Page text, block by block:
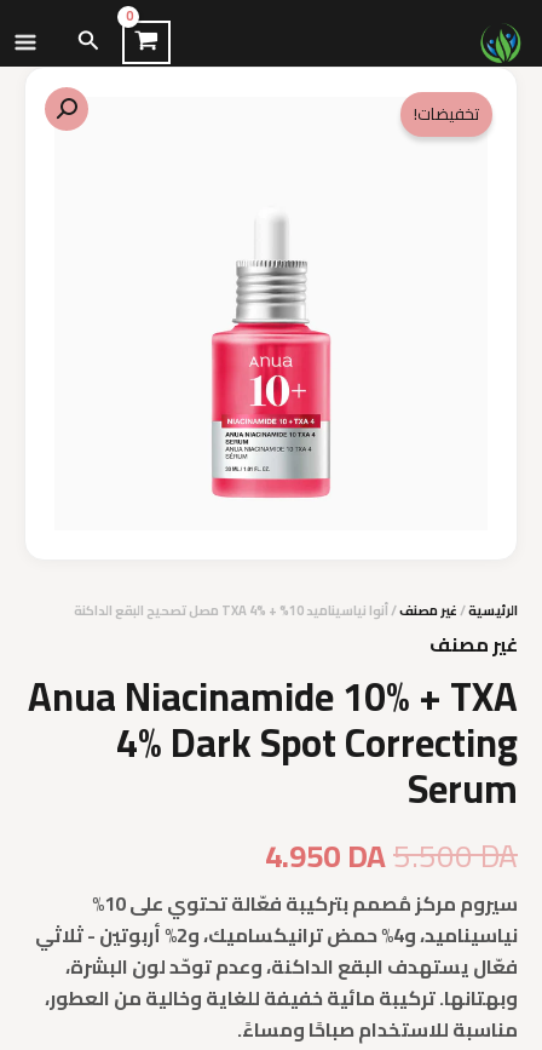
انتقل
إلى
المحتوى
البحث
تخفيضات!
الرئيسية/غير مصنف/ أنوا نياسيناميد 10% + TXA 4% مصل تصحيح البقع الداكنة
غير مصنف
Anua Niacinamide 10% + TXA
4% Dark Spot Correcting
Serum
5.500DA
السعر
الأصلي
هو:
5.500 DA.
4.950DA
الحالي
هو:
4.950 DA.
سيروم مركز مُصمم بتركيبة فعّالة تحتوي على 10%
نياسيناميد، و4% حمض ترانيكساميك، و2% أربوتين - ثلاثي
فعّال يستهدف البقع الداكنة، وعدم توحّد لون البشرة،
وبهتانها. تركيبة مائية خفيفة للغاية وخالية من العطور،
مناسبة للاستخدام صباحًا ومساءً.